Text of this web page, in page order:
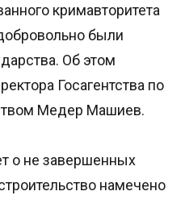
кримавторитета
были
Об этом
Госагентства по
Медер Машиев.
о не завершенных
намечено